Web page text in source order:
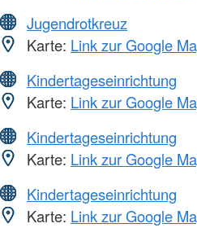
Jugendrotkreuz
Karte: Link zur Google
Kindertageseinrichtung
Karte: Link zur Google
Kindertageseinrichtung
Karte: Link zur Google
Kindertageseinrichtung
Karte: Link zur Google